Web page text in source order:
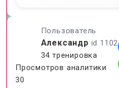
Пользователь
Александр id 1102
34 тренировка
Просмотров аналитики
30